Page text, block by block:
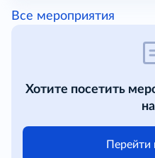
Все мероприятия
Хотите посетить
Перейти